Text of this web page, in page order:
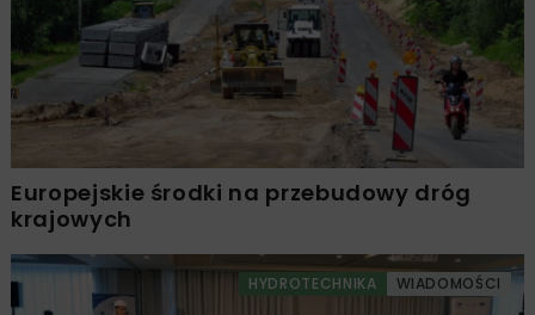
Europejskie środki na przebudowy dróg
krajowych
HYDROTECHNIKA WIADOMOŚCI